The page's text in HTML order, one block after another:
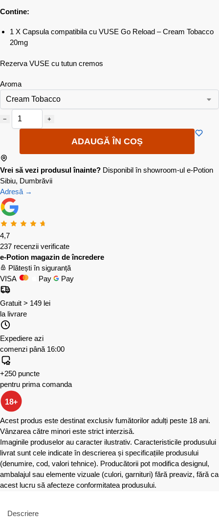
Contine:
1 X Capsula compatibila cu VUSE Go Reload – Cream Tobacco
20mg
Rezerva VUSE cu tutun cremos
Aroma
− +
ADAUGĂ ÎN COȘ
Vrei să vezi produsul înainte? Disponibil în showroom-ul e-Potion
Sibiu, Dumbrăvii
Adresă →
4,7
237 recenzii verificate
e-Potion magazin de încredere
Plătești în siguranță
VISA
Pay Pay
Gratuit > 149 lei
la livrare
Expediere azi
comenzi până 16:00
+250 puncte
pentru prima comanda
18+
Acest produs este destinat exclusiv fumătorilor adulți peste 18 ani.
Vânzarea către minori este strict interzisă.
Imaginile produselor au caracter ilustrativ. Caracteristicile produsului
livrat sunt cele indicate în descrierea și specificațiile produsului
(denumire, cod, valori tehnice). Producătorii pot modifica designul,
ambalajul sau elemente vizuale (culori, garnituri) fără preaviz, fără ca
acest lucru să afecteze conformitatea produsului.
Descriere